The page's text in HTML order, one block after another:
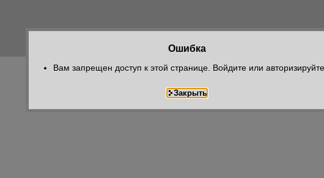
Ошибка
Вам запрещен доступ к этой странице. Войдите или